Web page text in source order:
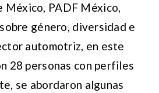
México, PADF México,
género, diversidad e
automotriz, en este
28 personas con perfiles
se abordaron algunas